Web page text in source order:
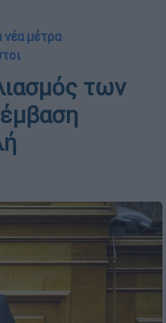
νέα μέτρα
των